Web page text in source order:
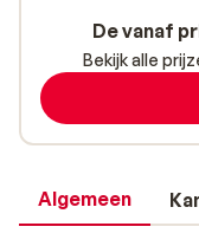
Algemeen
De vanaf
Bekijk alle